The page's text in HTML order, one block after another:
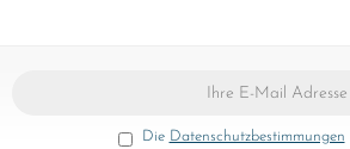
Die Datenschutzbestimmungen